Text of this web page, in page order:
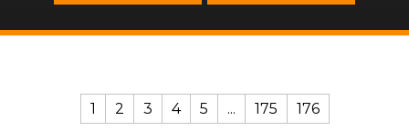
1 2 3 4 5 ... 175 176